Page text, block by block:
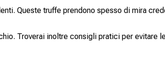
Queste truffe prendono spesso di mira
Troverai inoltre consigli pratici per evitare